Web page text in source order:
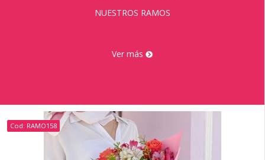
NUESTROS RAMOS
Ver más
Cod: RAMO158